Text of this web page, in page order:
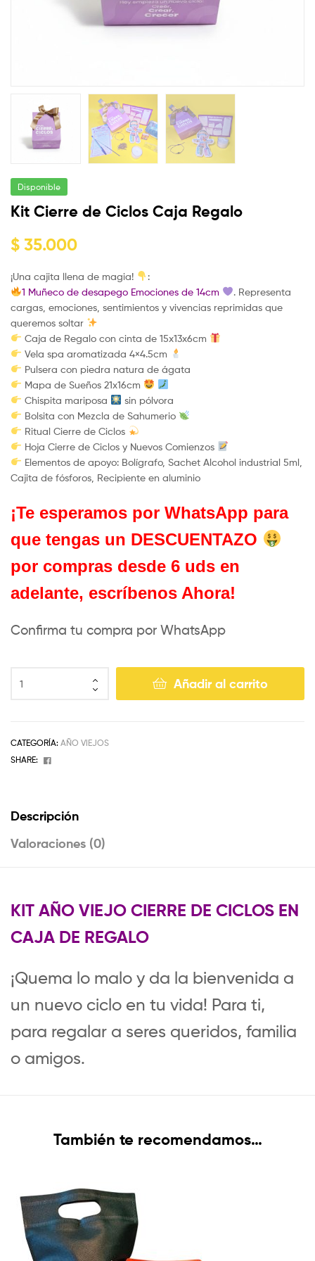
Disponible
Kit Cierre de Ciclos Caja Regalo
$ 35.000
¡Una cajita llena de magia!
:
1 Muñeco de desapego Emociones de 14cm
. Representa
cargas, emociones, sentimientos y vivencias reprimidas que
queremos soltar
Caja de Regalo con cinta de 15x13x6cm
Vela spa aromatizada 4×4.5cm
Pulsera con piedra natura de ágata
Mapa de Sueños 21x16cm
Chispita mariposa
sin pólvora
Bolsita con Mezcla de Sahumerio
Ritual Cierre de Ciclos
Hoja Cierre de Ciclos y Nuevos Comienzos
Elementos de apoyo: Bolígrafo, Sachet Alcohol industrial 5ml,
Cajita de fósforos, Recipiente en aluminio
¡Te esperamos por WhatsApp para
que tengas un DESCUENTAZO
por compras desde 6 uds en
adelante, escríbenos Ahora!
Confirma tu compra por WhatsApp
Añadir al carrito
CATEGORÍA: AÑO VIEJOS
SHARE:
Facebook
Descripción
Valoraciones (0)
KIT AÑO VIEJO CIERRE DE CICLOS EN
CAJA DE REGALO
¡Quema lo malo y da la bienvenida a
un nuevo ciclo en tu vida! Para ti,
para regalar a seres queridos, familia
o amigos.
También te recomendamos…